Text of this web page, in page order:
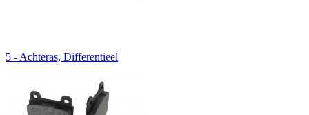
5 - Achteras, Differentieel